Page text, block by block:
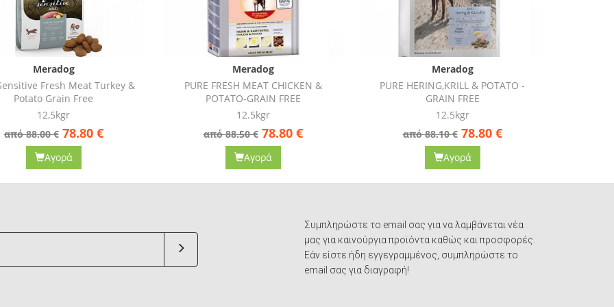
Meradog
FRESH MEAT CHICKEN &
POTATO-GRAIN FREE
12.5kgr
από 88.50 € 78.80
Αγορά
Meradog
PURE HERING,KRILL & POTATO -
GRAIN FREE
12.5kgr
από 88.10 € 78.80
Αγορά
Brit
Carnilove Reindeer venison and wild
boar
1.5gr
20.70€
Αγορά
Συμπληρώστε το email σας για να λαμβάνεται νέα
μας για καινούργια προϊόντα καθώς και προσφορές.
Εάν είστε ήδη εγγεγραμμένος, συμπληρώστε το
email σας για διαγραφή!